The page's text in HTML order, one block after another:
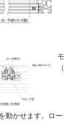
動かせます。ロ